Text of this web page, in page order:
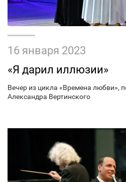
16 января 2023
«Я дарил иллюзии»
Вечер из цикла «Времена любви»,
Александра Вертинского